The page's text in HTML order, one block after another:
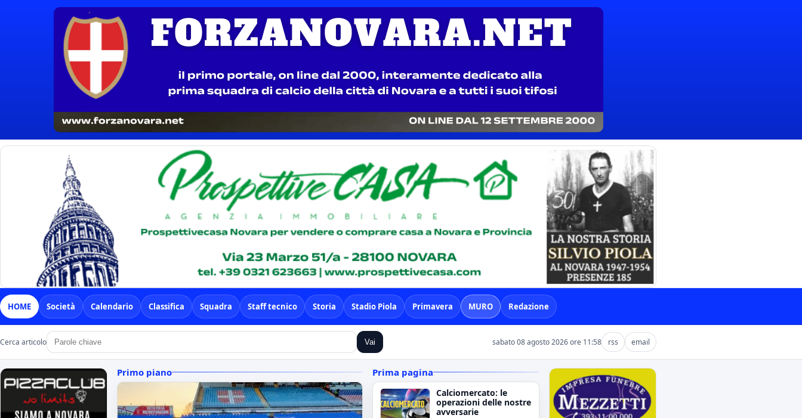
HOME Società Calendario Classifica Squadra Staff tecnico Storia Stadio Piola Primavera MURO Redazione
Cerca articolo Vai sabato 08 agosto 2026 ore 11:58 rss email
Primo piano Prima pagina
Calciomercato: le
operazioni delle nostre
avversarie